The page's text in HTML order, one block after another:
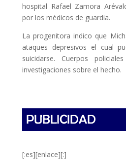
hospital Rafael Zamora
por los médicos de guardia.
La progenitora indico que
ataques depresivos el cual
suicidarse. Cuerpos
investigaciones sobre el hecho.
[:es][enlace][:]